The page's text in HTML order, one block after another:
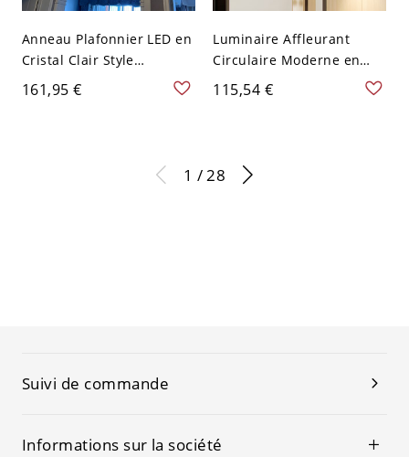
Anneau Plafonnier LED en
Cristal Clair Style
Moderne Luminaire
Encastré en Métal pour
161,95 €
Luminaire Affleurant
Circulaire Moderne en
Cristal Plafonnier LED
pour Salon - Ambré 110 V-
115,54 €
1 / 28
Suivi de commande
Informations sur la société